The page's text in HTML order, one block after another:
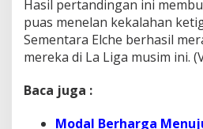
Hasil pertandingan ini
puas menelan kekalahan
Sementara Elche berhasil
mereka di La Liga musim ini.
Baca juga :
Modal Berharga